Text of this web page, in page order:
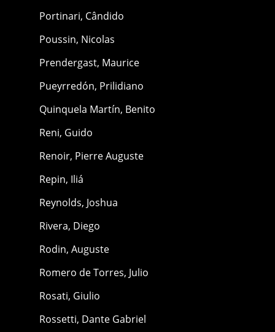
Portinari, Cândido
Poussin, Nicolas
Prendergast, Maurice
Pueyrredón, Prilidiano
Quinquela Martín, Benito
Reni, Guido
Renoir, Pierre Auguste
Repin, Iliá
Reynolds, Joshua
Rivera, Diego
Rodin, Auguste
Romero de Torres, Julio
Rosati, Giulio
Rossetti, Dante Gabriel